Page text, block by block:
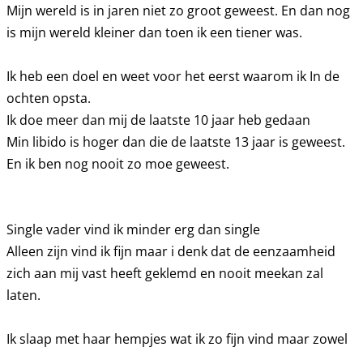
Mijn wereld is in jaren niet zo groot geweest. En dan nog
is mijn wereld kleiner dan toen ik een tiener was.
Ik heb een doel en weet voor het eerst waarom ik In de
ochten opsta.
Ik doe meer dan mij de laatste 10 jaar heb gedaan
Min libido is hoger dan die de laatste 13 jaar is geweest.
En ik ben nog nooit zo moe geweest.
Single vader vind ik minder erg dan single
Alleen zijn vind ik fijn maar i denk dat de eenzaamheid
zich aan mij vast heeft geklemd en nooit meekan zal
laten.
Ik slaap met haar hempjes wat ik zo fijn vind maar zowel